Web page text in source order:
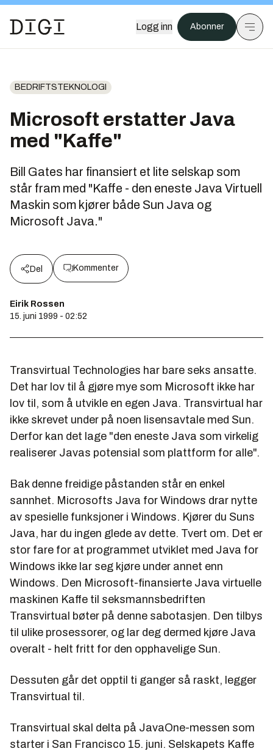
Logg inn Abonner
BEDRIFTSTEKNOLOGI
Microsoft erstatter Java
med "Kaffe"
Bill Gates har finansiert et lite selskap som
står fram med "Kaffe - den eneste Java Virtuell
Maskin som kjører både Sun Java og
Microsoft Java."
Del Kommenter
Eirik Rossen
15. juni 1999 - 02:52
Transvirtual Technologies har bare seks ansatte.
Det har lov til å gjøre mye som Microsoft ikke har
lov til, som å utvikle en egen Java. Transvirtual har
ikke skrevet under på noen lisensavtale med Sun.
Derfor kan det lage "den eneste Java som virkelig
realiserer Javas potensial som plattform for alle".
Bak denne freidige påstanden står en enkel
sannhet. Microsofts Java for Windows drar nytte
av spesielle funksjoner i Windows. Kjører du Suns
Java, har du ingen glede av dette. Tvert om. Det er
stor fare for at programmet utviklet med Java for
Windows ikke lar seg kjøre under annet enn
Windows. Den Microsoft-finansierte Java virtuelle
maskinen Kaffe til seksmannsbedriften
Transvirtual bøter på denne sabotasjen. Den tilbys
til ulike prosessorer, og lar deg dermed kjøre Java
overalt - helt fritt for den opphavelige Sun.
Dessuten går det opptil ti ganger så raskt, legger
Transvirtual til.
Transvirtual skal delta på JavaOne-messen som
starter i San Francisco 15. juni. Selskapets Kaffe